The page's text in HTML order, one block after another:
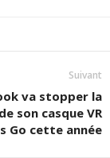
Suivant
va stopper la
son casque VR
Go cette année